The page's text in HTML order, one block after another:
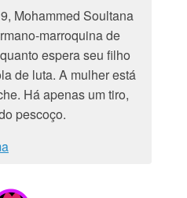
Mohammed Soultana
marroquina de
espera seu filho
de luta. A mulher está
Há apenas um tiro,
pescoço.